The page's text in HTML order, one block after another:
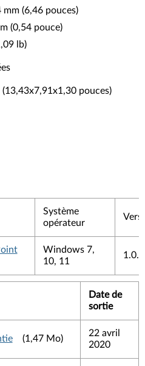
(6,46 pouces)
(0,54 pouce)
lb)
pouces)
Système
opérateur
Windows 7,
10, 11
Date de
sortie
(1,47 Mo)
22 avril
2020